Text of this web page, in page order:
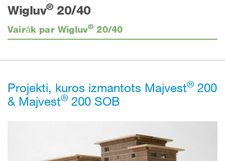
Wigluv®20/40
Vairāk par Wigluv® 20/40
Projekti, kuros izmantots Majvest® 200
& Majvest® 200 SOB